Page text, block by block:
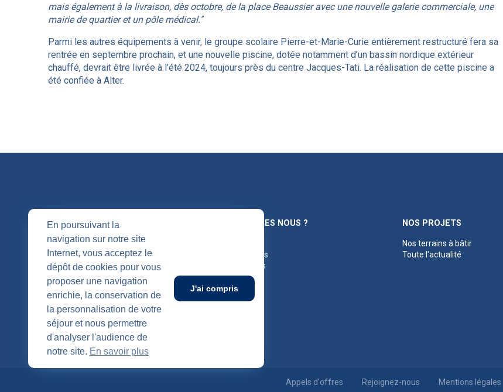
En poursuivant la
navigation sur notre site
Internet, vous acceptez le
dépôt de cookies pour vous
proposer une navigation
enrichie, la conservation de
la personnalisation de votre
séjour et nous permettre
d'analyser l'audience de
notre site. En savoir plus
J'ai compris
mais également à la livraison, dès octobre, de la place Beaussier avec une nouvelle galerie commerciale, une
mairie de quartier et un pôle médical."
Parmi les autres équipements à venir, le groupe scolaire Pierre-et-Marie-Curie entièrement restructuré fera sa
rentrée en septembre prochain, et une nouvelle piscine, dotée notamment d’un bassin nordique extérieur
chauffé, devrait être livrée à l’été 2024, toujours près du centre Jacques-Tati. La réalisation de cette piscine a
été confiée à Alter.
SUIVEZ-NOUS
QUI SOMMES NOUS ?
Nos agences
Publications
NOS PROJETS
Nos terrains à bâtir
Toute l'actualité
Appels d'offres Rejoignez-nous Mentions légales